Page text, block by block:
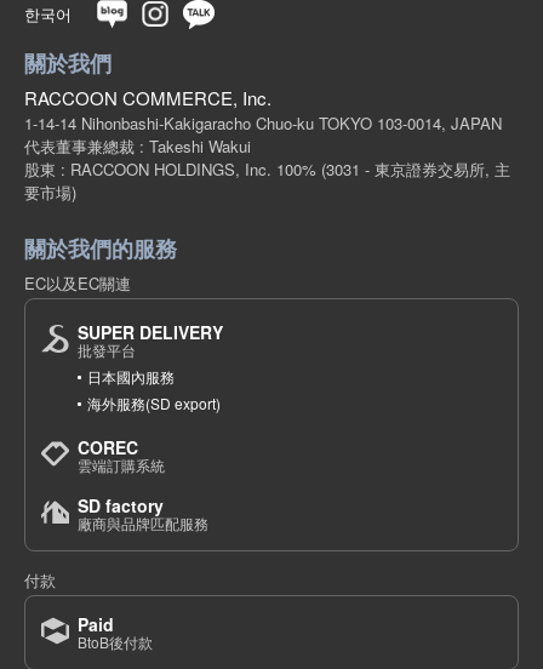
한국어
關於我們
RACCOON COMMERCE, Inc.
1-14-14 Nihonbashi-Kakigaracho Chuo-ku TOKYO 103-0014, JAPAN
代表董事兼總裁 : Takeshi Wakui
股東 : RACCOON HOLDINGS, Inc. 100% (3031 - 東京證券交易所, 主
要市場)
關於我們的服務
EC以及EC關連
SUPER DELIVERY
批發平台
日本國內服務
海外服務(SD export)
COREC
雲端訂購系統
SD factory
廠商與品牌匹配服務
付款
Paid
BtoB後付款